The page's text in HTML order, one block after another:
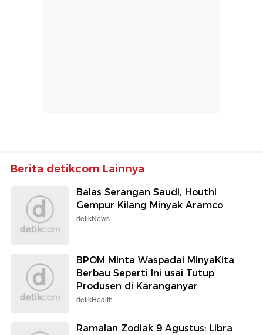
Berita detikcom Lainnya
Balas Serangan Saudi, Houthi
Gempur Kilang Minyak Aramco
detikNews
BPOM Minta Waspadai MinyaKita
Berbau Seperti Ini usai Tutup
Produsen di Karanganyar
detikHealth
Ramalan Zodiak 9 Agustus: Libra